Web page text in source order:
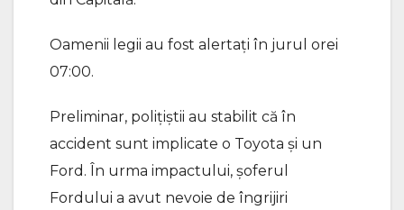
Oamenii legii au fost alertați în jurul orei
07:00.
Preliminar, polițiștii au stabilit că în
accident sunt implicate o Toyota și un
Ford. În urma impactului, șoferul
Fordului a avut nevoie de îngrijiri